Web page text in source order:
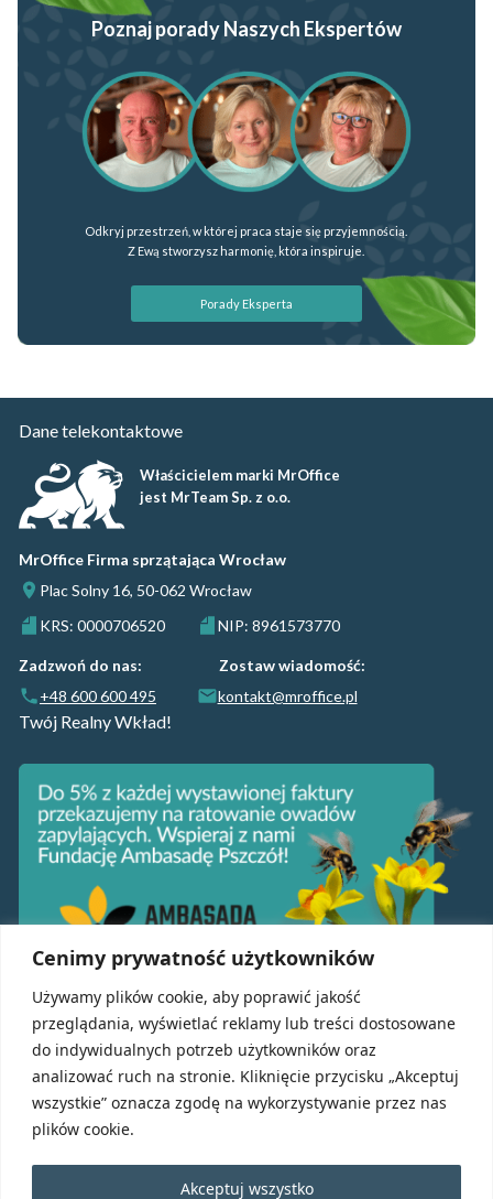
Cenimy prywatność użytkowników
Używamy plików cookie, aby poprawić jakość
przeglądania, wyświetlać reklamy lub treści dostosowane
do indywidualnych potrzeb użytkowników oraz
analizować ruch na stronie. Kliknięcie przycisku „Akceptuj
wszystkie” oznacza zgodę na wykorzystywanie przez nas
plików cookie.
Akceptuj wszystko
Porady Eksperta
Odkryj przestrzeń, w której praca staje się przyjemnością.
Z Ewą stworzysz harmonię, która inspiruje.
Poznaj porady Naszych Ekspertów
Dane telekontaktowe
Właścicielem marki MrOffice
jest MrTeam Sp. z o.o.
MrOffice Firma sprzątająca Wrocław
Plac Solny 16, 50-062 Wrocław
KRS: 0000706520
NIP: 8961573770
Zadzwoń do nas:
Zostaw wiadomość:
+48 600 600 495
kontakt@mroffice.pl
Twój Realny Wkład!
Usługi MrOffice
Sprzątanie powierzchni biurowych Wrocław
Sprzątanie hal i magazynów Wrocław
Sprzątanie domów i mieszkań Wrocław